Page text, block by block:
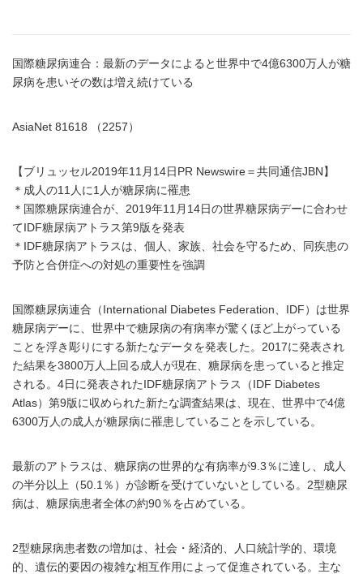
国際糖尿病連合：最新のデータによると世界中で4億6300万人が糖
尿病を患いその数は増え続けている
AsiaNet 81618 （2257）
【ブリュッセル2019年11月14日PR Newswire＝共同通信JBN】
＊成人の11人に1人が糖尿病に罹患
＊国際糖尿病連合が、2019年11月14日の世界糖尿病デーに合わせ
てIDF糖尿病アトラス第9版を発表
＊IDF糖尿病アトラスは、個人、家族、社会を守るため、同疾患の
予防と合併症への対処の重要性を強調
国際糖尿病連合（International Diabetes Federation、IDF）は世界
糖尿病デーに、世界中で糖尿病の有病率が驚くほど上がっている
ことを浮き彫りにする新たなデータを発表した。2017に発表され
た結果を3800万人上回る成人が現在、糖尿病を患っていると推定
される。4日に発表されたIDF糖尿病アトラス（IDF Diabetes
Atlas）第9版に収められた新たな調査結果は、現在、世界中で4億
6300万人の成人が糖尿病に罹患していることを示している。
最新のアトラスは、糖尿病の世界的な有病率が9.3％に達し、成人
の半分以上（50.1％）が診断を受けていないとしている。2型糖尿
病は、糖尿病患者全体の約90％を占めている。
2型糖尿病患者数の増加は、社会・経済的、人口統計学的、環境
的、遺伝的要因の複雑な相互作用によって促進されている。主な